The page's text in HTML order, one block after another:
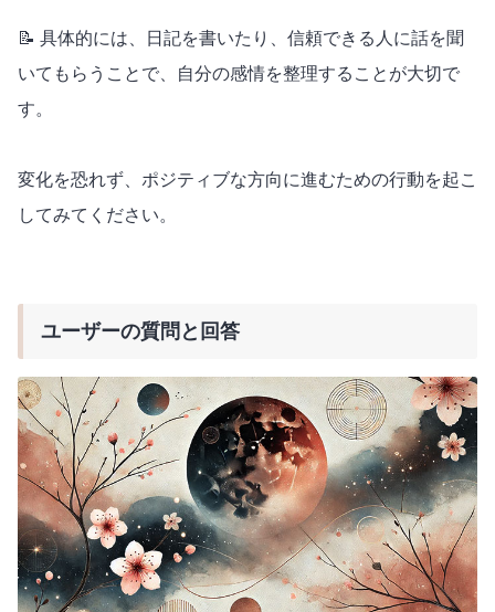
📝 具体的には、日記を書いたり、信頼できる人に話を聞
いてもらうことで、自分の感情を整理することが大切で
す。
変化を恐れず、ポジティブな方向に進むための行動を起こ
してみてください。
ユーザーの質問と回答